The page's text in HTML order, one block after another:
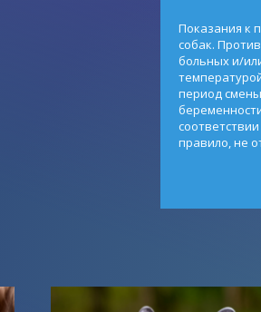
Показания к
собак.
больных и/
период
правило, не